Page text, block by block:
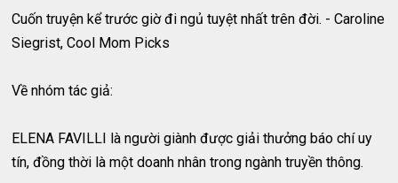
Cuốn truyện kể trước giờ đi ngủ tuyệt nhất trên đời. - Caroline
Siegrist, Cool Mom Picks
Về nhóm tác giả:
ELENA FAVILLI là người giành được giải thưởng báo chí uy
tín, đồng thời là một doanh nhân trong ngành truyền thông.